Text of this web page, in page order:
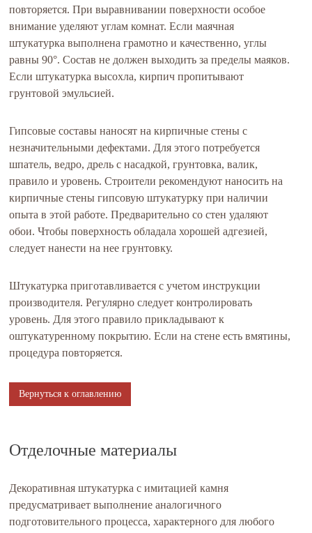
повторяется. При выравнивании поверхности особое
внимание уделяют углам комнат. Если маячная
штукатурка выполнена грамотно и качественно, углы
равны 90°. Состав не должен выходить за пределы маяков.
Если штукатурка высохла, кирпич пропитывают
грунтовой эмульсией.
Гипсовые составы наносят на кирпичные стены с
незначительными дефектами. Для этого потребуется
шпатель, ведро, дрель с насадкой, грунтовка, валик,
правило и уровень. Строители рекомендуют наносить на
кирпичные стены гипсовую штукатурку при наличии
опыта в этой работе. Предварительно со стен удаляют
обои. Чтобы поверхность обладала хорошей адгезией,
следует нанести на нее грунтовку.
Штукатурка приготавливается с учетом инструкции
производителя. Регулярно следует контролировать
уровень. Для этого правило прикладывают к
оштукатуренному покрытию. Если на стене есть вмятины,
процедура повторяется.
Вернуться к оглавлению
Отделочные материалы
Декоративная штукатурка с имитацией камня
предусматривает выполнение аналогичного
подготовительного процесса, характерного для любого